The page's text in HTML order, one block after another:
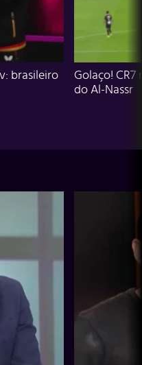
brasileiro
Golaço!
do Al-Nassr